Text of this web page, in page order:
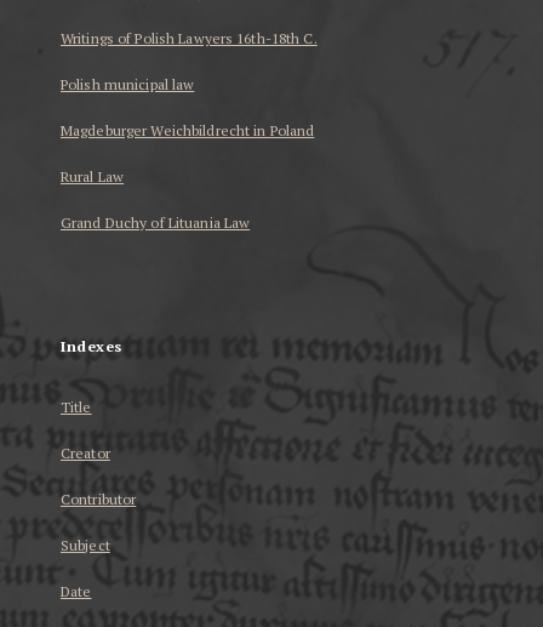
Writings of Polish Lawyers 16th-18th C.
Polish municipal law
Magdeburger Weichbildrecht in Poland
Rural Law
Grand Duchy of Lituania Law
Indexes
Title
Creator
Contributor
Subject
Date